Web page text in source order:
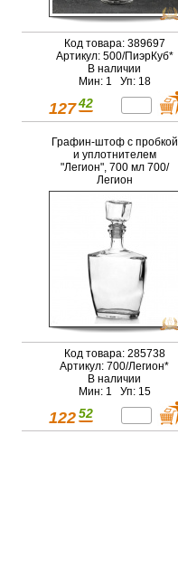
Код товара: 389697
Артикул: 500/ПиэрКуб*
В наличии
Мин: 1 Уп: 18
127 42
Графин-штоф с пробкой
и уплотнителем
"Легион", 700 мл 700/
Легион
Код товара: 285738
Артикул: 700/Легион*
В наличии
Мин: 1 Уп: 15
122 52